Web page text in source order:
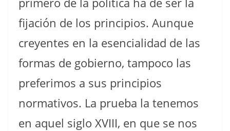
fijación de los principios. Aunque
creyentes en la esencialidad de las
formas de gobierno, tampoco las
preferimos a sus principios
normativos. La prueba la tenemos
en aquel siglo XVIII, en que se nos